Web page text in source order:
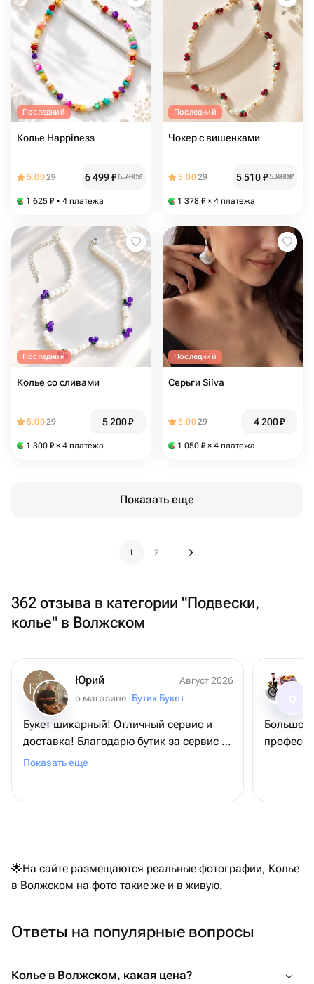
Последний
Колье Happiness
5.0029 6 499₽6 700₽
1 625 ₽ × 4 платежа
Последний
Чокер с вишенками
5.0029 5 510₽5 800₽
1 378 ₽ × 4 платежа
Последний
Колье со сливами
5.0029 5 200₽
1 300 ₽ × 4 платежа
Последний
Серьги Silva
5.0029 4 200₽
1 050 ₽ × 4 платежа
Показать еще
1 2
362 отзыва в категории "Подвески,
колье" в Волжском
Юрий
Август 2026
о магазине Бутик Букет
Букет шикарный! Отличный сервис и
доставка! Благодарю бутик за сервис и
букет, - именинница довольна
Показать еще
Большое
🌟На сайте размещаются реальные фотографии, Колье
в Волжском на фото такие же и в живую.
Ответы на популярные вопросы
Колье в Волжском, какая цена?